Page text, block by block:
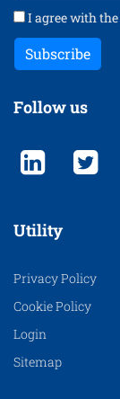
I agree with the
Subscribe
Follow us
Utility
Privacy Policy
Cookie Policy
Login
Sitemap